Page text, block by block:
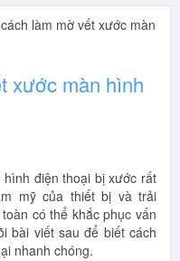
làm mờ vết xước màn
xước màn hình
điện thoại bị xước rất
mỹ của thiết bị và trải
có thể khắc phục vấn
bài viết sau để biết cách
nhanh chóng.